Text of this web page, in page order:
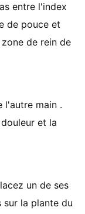
entre l'index
de pouce et
de rein de
l'autre main .
et la
un de ses
sur la plante du